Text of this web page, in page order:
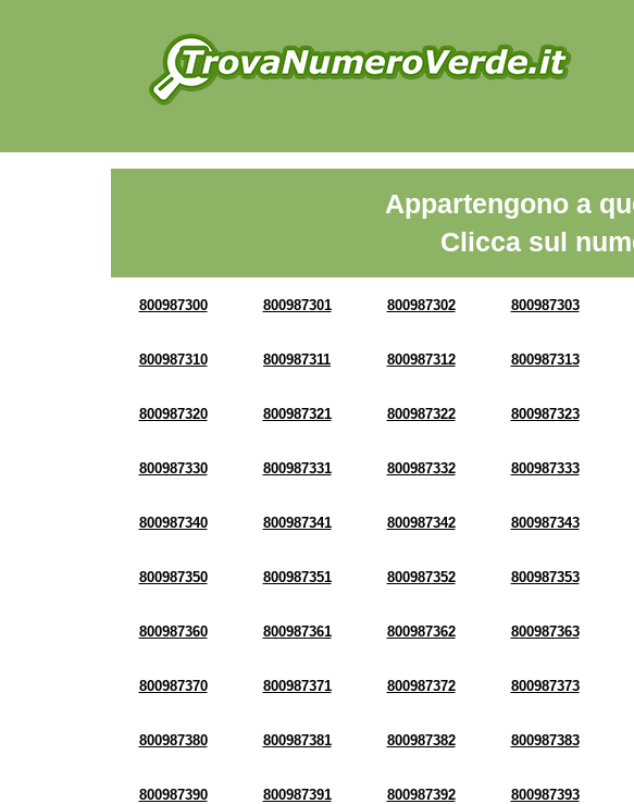
Appartengono a
Clicca sul
800987300 800987301 800987302 800987303
800987310 800987311 800987312 800987313
800987320 800987321 800987322 800987323
800987330 800987331 800987332 800987333
800987340 800987341 800987342 800987343
800987350 800987351 800987352 800987353
800987360 800987361 800987362 800987363
800987370 800987371 800987372 800987373
800987380 800987381 800987382 800987383
800987390 800987391 800987392 800987393